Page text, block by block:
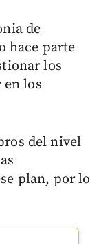
de
hace parte
los
en los
del nivel
plan, por lo